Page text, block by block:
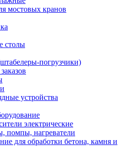
мостовых кранов
столы
погрузчики)
устройства
электрические
помпы, нагреватели
для обработки бетона, камня и